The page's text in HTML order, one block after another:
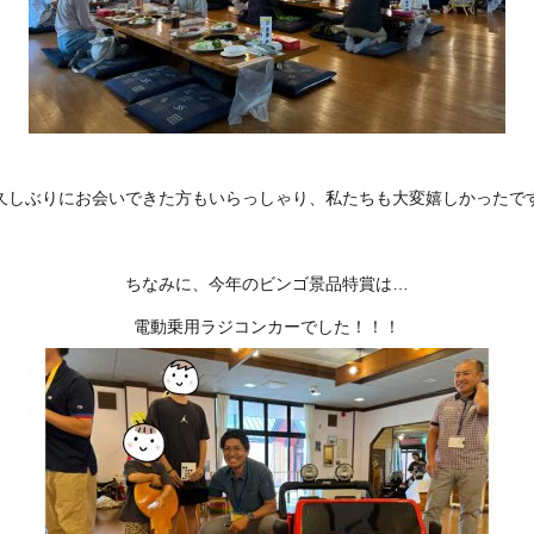
しぶりにお会いできた方もいらっしゃり、私たちも大変嬉しかったで
ちなみに、今年のビンゴ景品特賞は…
電動乗用ラジコンカーでした！！！